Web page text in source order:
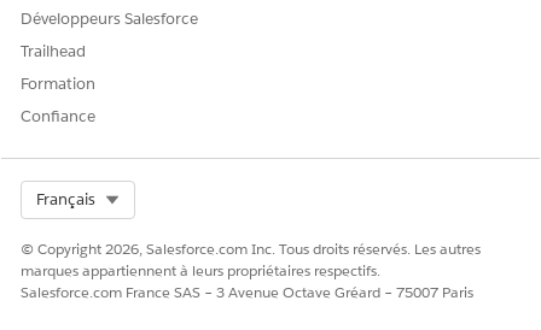
Développeurs Salesforce
Trailhead
Formation
Confiance
Français
© Copyright 2026, Salesforce.com Inc. Tous droits réservés. Les autres
marques appartiennent à leurs propriétaires respectifs.
Salesforce.com France SAS – 3 Avenue Octave Gréard – 75007 Paris